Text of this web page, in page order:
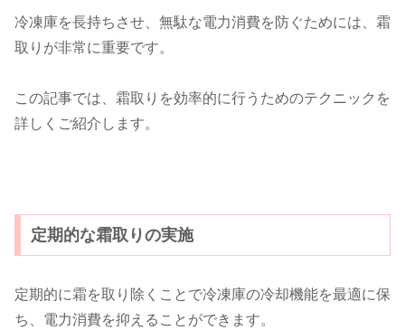
冷凍庫を長持ちさせ、無駄な電力消費を防ぐためには、霜
取りが非常に重要です。
この記事では、霜取りを効率的に行うためのテクニックを
詳しくご紹介します。
定期的な霜取りの実施
定期的に霜を取り除くことで冷凍庫の冷却機能を最適に保
ち、電力消費を抑えることができます。